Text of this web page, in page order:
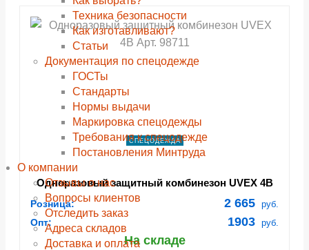
Техника безопасности
Как изготавливают?
Статьи
Документация по спецодежде
ГОСТы
Cтандарты
Нормы выдачи
Маркировка спецодежды
Требования к спецодежде
Постановления Минтруда
О компании
Отзывы о нас
Вопросы клиентов
Отследить заказ
Адреса складов
Доставка и оплата
navigate_next
ПОДРОБНЕЕ
СПЕЦОДЕЖДА
Одноразовый защитный комбинезон UVEX 4В
Арт. 98711
Розница: 2 665 руб.
Опт: 1903 руб.
На складе
navigate_next
ПОДРОБНЕЕ
navigate_next
ПОДРОБНЕЕ
navigate_next
ПОДРОБНЕЕ
navigate_next
ПОДРОБНЕЕ
navigate_next
ПОДРОБНЕЕ
navigate_next
ПОДРОБНЕЕ
navigate_next
ПОДРОБНЕЕ